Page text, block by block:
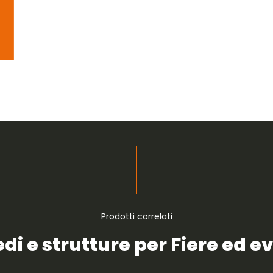
Prodotti correlati
e strutture per Fiere ed